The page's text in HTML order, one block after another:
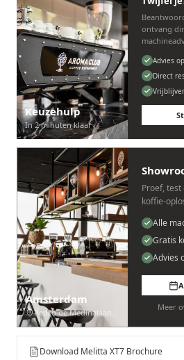
Keuzehulp
In 2 minuten klaar
ontvang
Advies
Direct
Amsterdam
Pedro de Medinalaan 53
Proef,
koffie-
Alle
Gratis
Advies
Meer
Download Melitta XT7 Brochure